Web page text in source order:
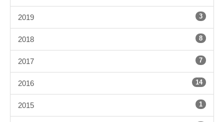
2019 3
2018 8
2017 7
2016 14
2015 1